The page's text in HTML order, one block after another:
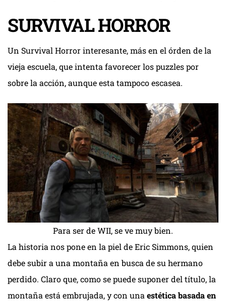
SURVIVAL HORROR
Un Survival Horror interesante, más en el órden de la
vieja escuela, que intenta favorecer los puzzles por
sobre la acción, aunque esta tampoco escasea.
Para ser de WII, se ve muy bien.
La historia nos pone en la piel de Eric Simmons, quien
debe subir a una montaña en busca de su hermano
perdido. Claro que, como se puede suponer del título, la
montaña está embrujada, y con una estética basada en